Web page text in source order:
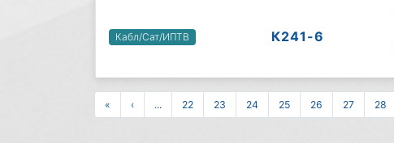
Кабл/Сат/ИПТВ К241-6
« ‹ ... 22 23 24 25 26 27 28